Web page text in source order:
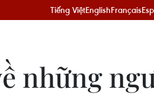
Tiếng ViệtEnglishFrançais
những